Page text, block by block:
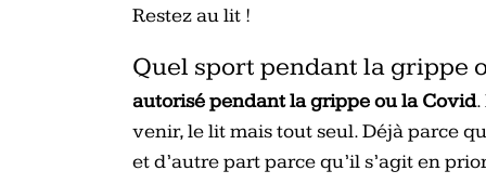
Restez au lit !
Quel sport pendant la grippe
autorisé pendant la grippe ou la Covid.
venir, le lit mais tout seul. Déjà parce
et d’autre part parce qu’il s’agit en